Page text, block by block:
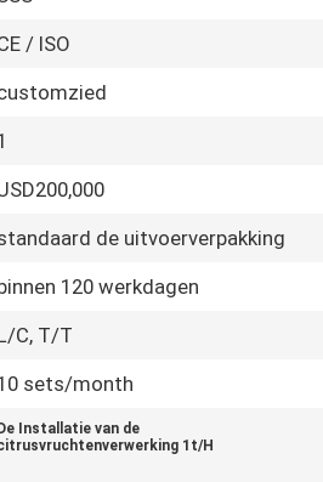
/ ISO
de uitvoerverpakking
120 werkdagen
C, T/T
sets/month
De Installatie van de
1t/H